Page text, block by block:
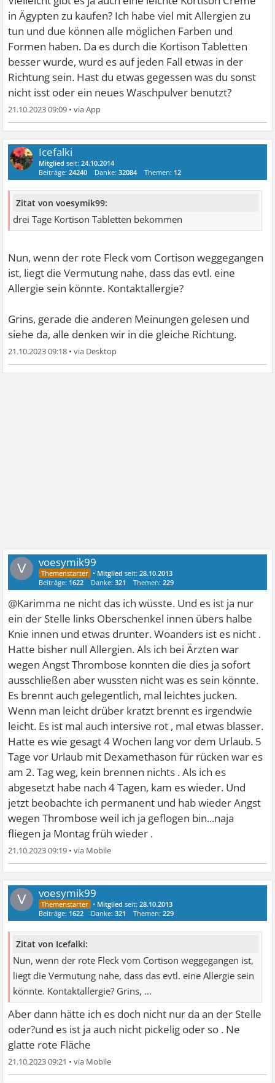
in Ägypten zu kaufen? Ich habe viel mit Allergien zu
tun und due können alle möglichen Farben und
Formen haben. Da es durch die Kortison Tabletten
besser wurde, wurd es auf jeden Fall etwas in der
Richtung sein. Hast du etwas gegessen was du sonst
nicht isst oder ein neues Waschpulver benutzt?
21.10.2023 09:09 •
Icefalki
Mitglied seit:24.10.2014
Beiträge:24240 Danke:32084 Themen: 12
Zitat von voesymik99:
drei Tage Kortison Tabletten bekommen
Nun, wenn der rote Fleck vom Cortison weggegangen
ist, liegt die Vermutung nahe, dass das evtl. eine
Allergie sein könnte. Kontaktallergie?
Grins, gerade die anderen Meinungen gelesen und
siehe da, alle denken wir in die gleiche Richtung.
21.10.2023 09:18 •
V voesymik99
• Mitglied seit:28.10.2013
Beiträge: 1622 Danke:321 Themen:229
@Karimma ne nicht das ich wüsste. Und es ist ja nur
ein der Stelle links Oberschenkel innen übers halbe
Knie innen und etwas drunter. Woanders ist es nicht .
Hatte bisher null Allergien. Als ich bei Ärzten war
wegen Angst Thrombose konnten die dies ja sofort
ausschließen aber wussten nicht was es sein könnte.
Es brennt auch gelegentlich, mal leichtes jucken.
Wenn man leicht drüber kratzt brennt es irgendwie
leicht. Es ist mal auch intersive rot , mal etwas blasser.
Hatte es wie gesagt 4 Wochen lang vor dem Urlaub. 5
Tage vor Urlaub mit Dexamethason für rücken war es
am 2. Tag weg, kein brennen nichts . Als ich es
abgesetzt habe nach 4 Tagen, kam es wieder. Und
jetzt beobachte ich permanent und hab wieder Angst
wegen Thrombose weil ich ja geflogen bin...naja
fliegen ja Montag früh wieder .
21.10.2023 09:19 •
V voesymik99
• Mitglied seit:28.10.2013
Beiträge: 1622 Danke:321 Themen:229
Zitat von Icefalki:
Nun, wenn der rote Fleck vom Cortison weggegangen ist,
liegt die Vermutung nahe, dass das evtl. eine Allergie sein
könnte. Kontaktallergie? Grins, ...
Aber dann hätte ich es doch nicht nur da an der Stelle
oder?und es ist ja auch nicht pickelig oder so . Ne
glatte rote Fläche
21.10.2023 09:21 •